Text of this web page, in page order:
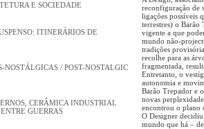
E SOCIEDADE
ITINERÁRIOS DE
NOSTÁLGICAS / POST-NOSTALGIC
CERÂMICA INDUSTRIAL
GUERRAS
reconfiguração de
ligações possíveis
terrestres) o Barão
vigente a que
mundo não-
tradições
recolhe para as
fragmentada,
Entretanto, o
autonomia e
Barão Trepador e
novas
encontrou o plano
O Designer
mundo que há –